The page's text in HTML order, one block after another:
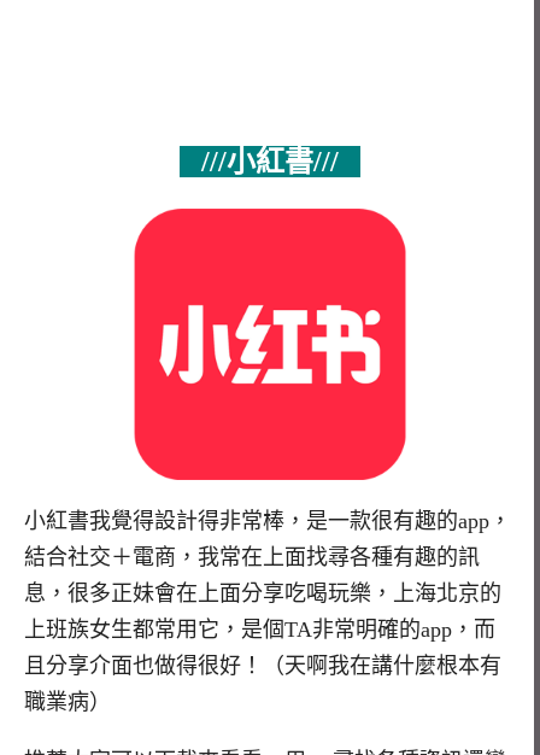
///小紅書///
小紅書我覺得設計得非常棒，是一款很有趣的app，
結合社交＋電商，我常在上面找尋各種有趣的訊
息，很多正妹會在上面分享吃喝玩樂，上海北京的
上班族女生都常用它，是個TA非常明確的app，而
且分享介面也做得很好！（天啊我在講什麼根本有
職業病）